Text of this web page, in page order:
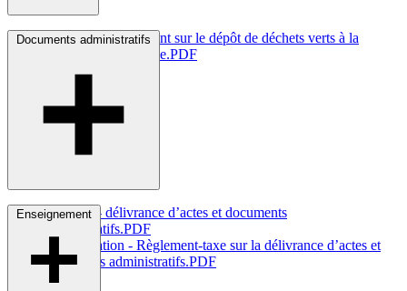
plantations Règlement sur le dépôt de déchets verts à la
communale.PDF
Documents administratifs
26.11.25 - délivrance d’actes et documents
administratifs.PDF
13-Population - Règlement-taxe sur la délivrance d’actes et
documents administratifs.PDF
Enseignement